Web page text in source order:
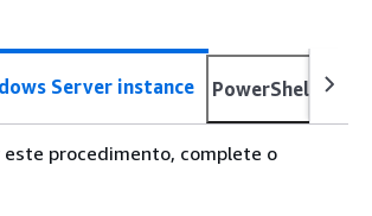
Server instance PowerShell
procedimento, complete o